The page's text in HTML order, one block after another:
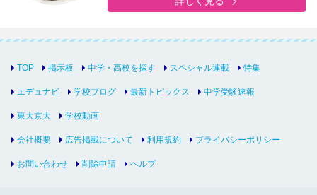
TOP 掲示板 中学・高校を探す スペシャル連載 特集
エデュナビ 学校ブログ 最新トピックス 中学受験速報
東大京大 学校動画
会社概要 広告掲載について 利用規約 プライバシーポリシー
お問い合わせ 削除申請 ヘルプ